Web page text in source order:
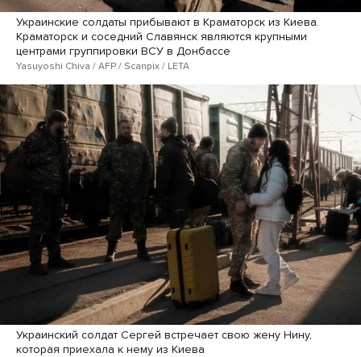
Украинские солдаты прибывают в Краматорск из Киева.
Краматорск и соседний Славянск являются крупными
центрами группировки ВСУ в Донбассе
Yasuyoshi Chiva / AFP / Scanpix / LETA
Украинский солдат Сергей встречает свою жену Нину,
которая приехала к нему из Киева